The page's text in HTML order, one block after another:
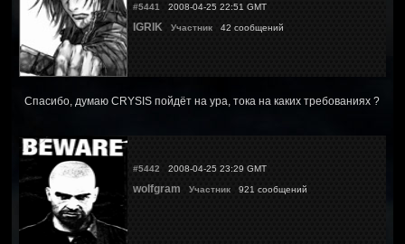
#5441 2008-04-25 22:51 GMT
IGRIK Участник 42 сообщений
Спасибо, думаю CRYSIS пойдёт на ура, тока на каких требованиях ?
#5442 2008-04-25 23:29 GMT
wolfgram Участник 921 сообщений